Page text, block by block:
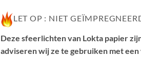
LET OP : NIET
Deze sfeerlichten van Lokta papier
adviseren wij ze te gebruiken met een